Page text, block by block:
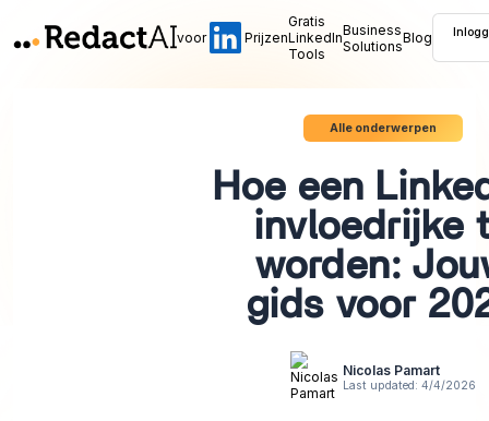
voor Prijzen
Gratis
LinkedIn
Tools
Business
SolutionsBlog
Alle onderwerpen
Hoe een
invloedrijke
worden:
gids voor
Nicolas Pamart
Last updated: 4/4/2026